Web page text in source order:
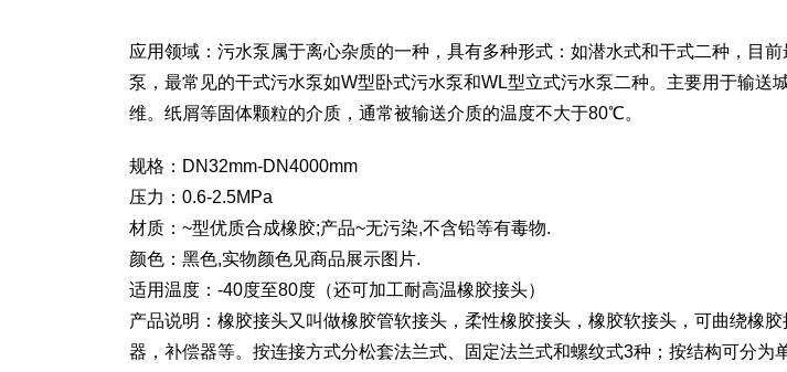
应用领域：污水泵属于离心杂质的一种，具有多种形式：如潜水式和干式二种，目
泵，最常见的干式污水泵如W型卧式污水泵和WL型立式污水泵二种。主要用于输送
维。纸屑等固体颗粒的介质，通常被输送介质的温度不大于80℃。
规格：DN32mm-DN4000mm
压力：0.6-2.5MPa
材质：~型优质合成橡胶;产品~无污染,不含铅等有毒物.
颜色：黑色,实物颜色见商品展示图片.
适用温度：-40度至80度（还可加工耐高温橡胶接头）
产品说明：橡胶接头又叫做橡胶管软接头，柔性橡胶接头，橡胶软接头，可曲绕橡
器，补偿器等。按连接方式分松套法兰式、固定法兰式和螺纹式3种；按结构可分为